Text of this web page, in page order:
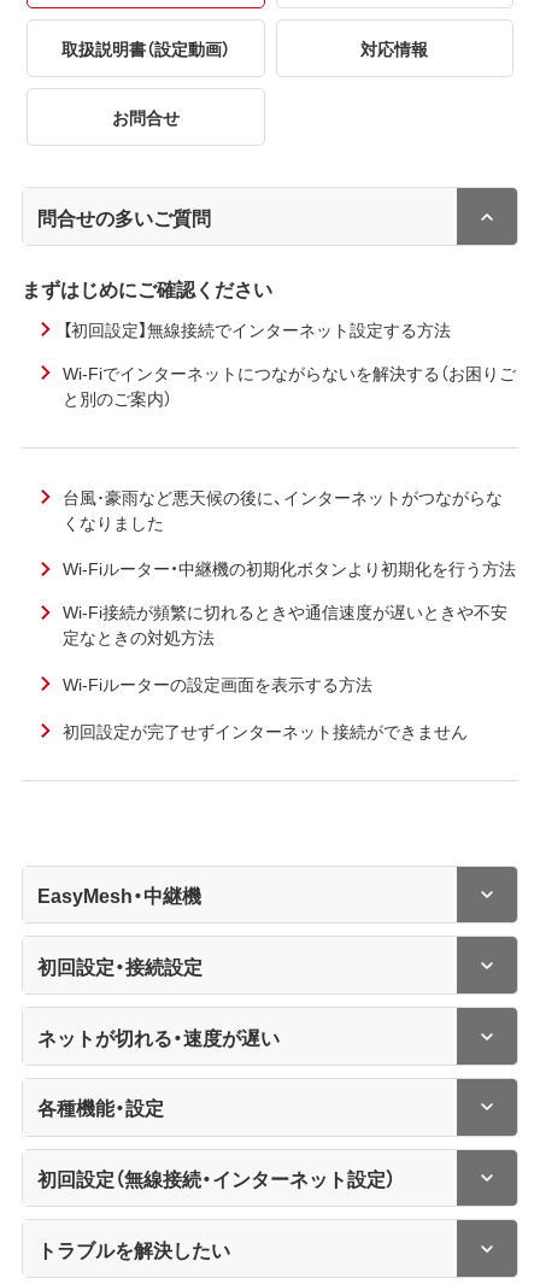
取扱説明書（設定動画） 対応情報
お問合せ
問合せの多いご質問
まずはじめにご確認ください
【初回設定】無線接続でインターネット設定する方法
Wi-Fiでインターネットにつながらないを解決する（お困りご
と別のご案内）
台風･豪雨など悪天候の後に、インターネットがつながらな
くなりました
Wi-Fiルーター・中継機の初期化ボタンより初期化を行う方法
Wi-Fi接続が頻繁に切れるときや通信速度が遅いときや不安
定なときの対処方法
Wi-Fiルーターの設定画面を表示する方法
初回設定が完了せずインターネット接続ができません
EasyMesh・中継機
初回設定・接続設定
ネットが切れる・速度が遅い
各種機能・設定
初回設定（無線接続・インターネット設定）
トラブルを解決したい